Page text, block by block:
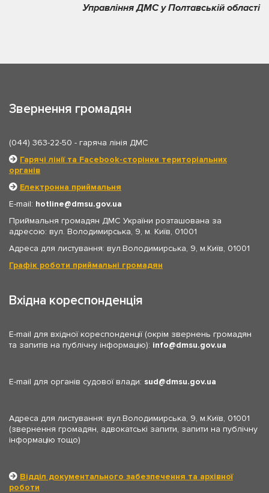
Управління ДМС у Полтавській області
Звернення громадян
(044) 363-22-50 - гаряча лінія ДМС
Гарячі лінії та Facebook-сторінки територіальних
органів
Електронна приймальня
E-mail: hotline
dmsu.gov.ua
Приймальня громадян ДМС України розташована за
адресою: вул. Володимирська, 9, м. Київ, 01001
Адреса для листування: вул.Володимирська, 9, м.Київ, 01001
Графік роботи приймальні громадян
Вхідна кореспонденція
E-mail для вхідної кореспонденції (окрім звернень громадян
та запитів на публічну інформацію): info dmsu.gov.ua
E-mail для органів судової влади: sud dmsu.gov.ua
Адреса для листування: вул.Володимирська, 9, м.Київ, 01001
(звернення громадян, адвокатські запити, запити на публічну
інформацію тощо)
Відділ документального забезпечення та архівної
роботи